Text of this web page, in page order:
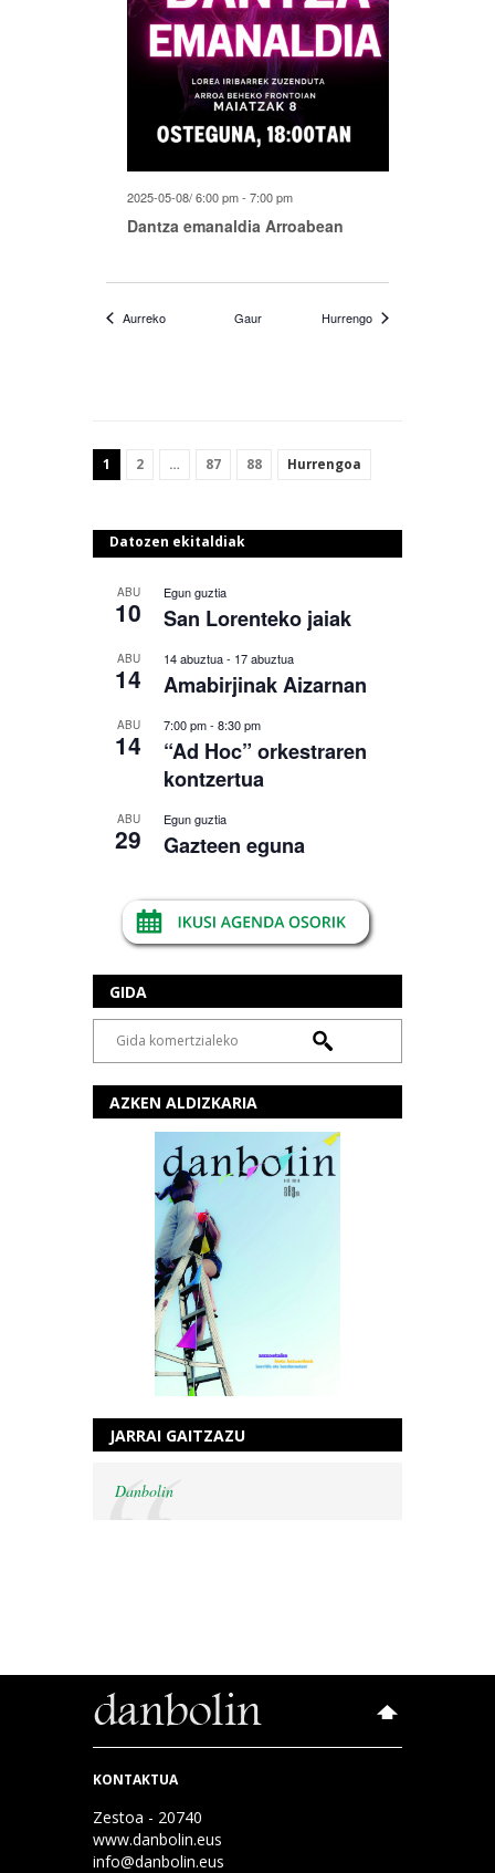
Dantza emanaldia Arroabean
2025-05-08/ 6:00 pm- 7:00 pm
AurrekoEkitaldiak Gaur HurrengoEkitaldiak
1 2 … 87 88 Hurrengoa
Datozen ekitaldiak
ABU
10
Egun guztia
San Lorenteko jaiak
ABU
14
14 abuztua- 17 abuztua
Amabirjinak Aizarnan
ABU
14
7:00 pm- 8:30 pm
“Ad Hoc” orkestraren
kontzertua
ABU
29
Egun guztia
Gazteen eguna
GIDA
AZKEN ALDIZKARIA
JARRAI GAITZAZU
Danbolin
KONTAKTUA
Zestoa - 20740
www.danbolin.eus
info@danbolin.eus